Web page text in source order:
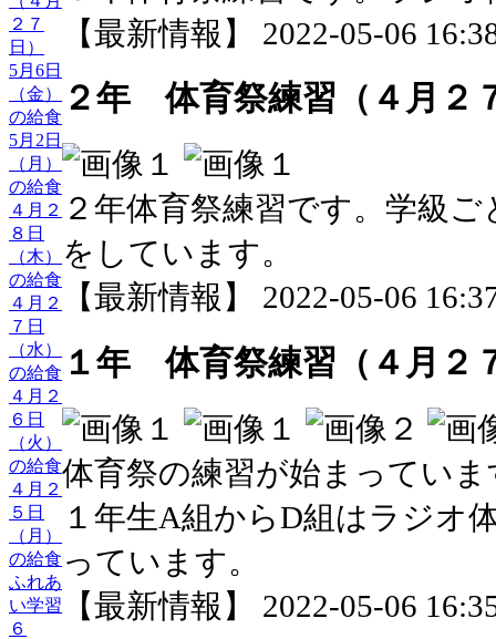
２７
日）
5月6日
（金）
の給食
5月2日
（月）
の給食
４月２
８日
（木）
の給食
４月２
７日
（水）
の給食
４月２
６日
（火）
の給食
４月２
５日
（月）
の給食
ふれあ
い学習
６
【最新情報】 2022-05-06
２年 体育祭練習（４月２
２年体育祭練習です。学級
をしています。
【最新情報】 2022-05-06
１年 体育祭練習（４月２
体育祭の練習が始まっていま
１年生A組からD組はラジオ
っています。
【最新情報】 2022-05-06